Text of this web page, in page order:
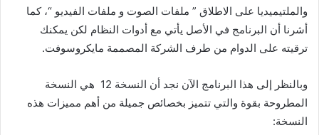
والملتيميديا على الاطلاق ” ملفات الصوت و ملفات الفيديو “، كما
أشرنا أن البرنامج في الأصل يأتي مع أدوات النظام لكن يمكنك
ترقيته على الدوام من طرف الشركة المصممة مايكروسوفت.
وبالنظر إلى هذا البرنامج الآن نجد أن النسخة 12 هي النسخة
المطروحة بقوة والتي تتميز بخصائص جميلة من أهم مميزات هذه
النسخة: